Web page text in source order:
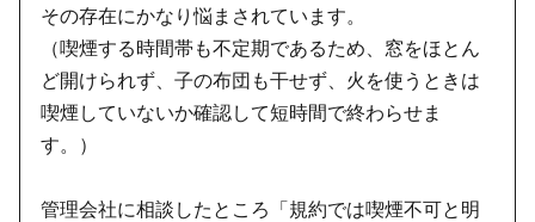
その存在にかなり悩まされています。
（喫煙する時間帯も不定期であるため、窓をほとん
ど開けられず、子の布団も干せず、火を使うときは
喫煙していないか確認して短時間で終わらせま
す。）
管理会社に相談したところ「規約では喫煙不可と明